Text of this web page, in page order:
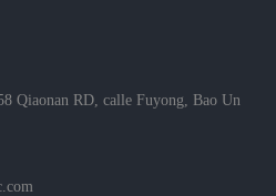
Qiaonan RD, calle Fuyong, Bao Un